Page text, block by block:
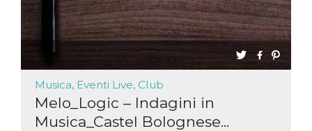
Musica, Eventi Live, Club
Melo_Logic – Indagini in
Musica_Castel Bolognese...